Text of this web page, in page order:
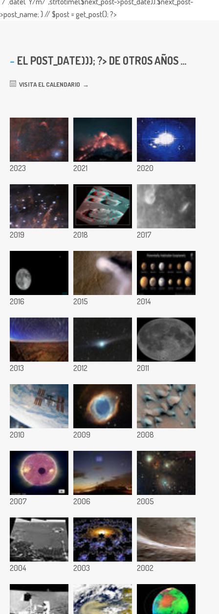
>post_name; } // $post = get_post(); ?>
EL POST_DATE))); ?> DE OTROS AÑOS ...
VISITA EL CALENDARIO
2023 2021 2020
2019 2018 2017
2016 2015 2014
2013 2012 2011
2010 2009 2008
2007 2006 2005
2004 2003 2002